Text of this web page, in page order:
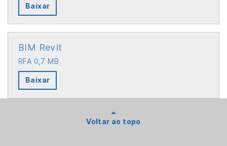
Baixar
BIM Revit
RFA 0,7 MB
Baixar
Voltar ao topo